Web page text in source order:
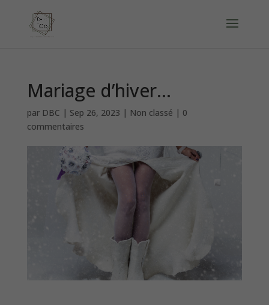
Mariage d’hiver…
par DBC | Sep 26, 2023 | Non classé | 0
commentaires